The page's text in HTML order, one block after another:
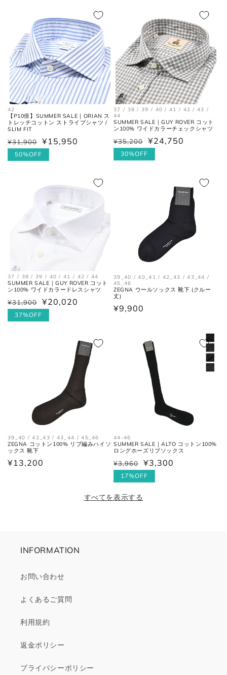
42
【P10倍】SUMMER SALE｜ORIAN ス
トレッチコットン ストライプシャツ /
SLIM FIT
通
常
¥31,900
セ
ー
¥15,950
50%OFF
37 / 38 / 39 / 40 / 41 / 42 / 43 /
44
SUMMER SALE｜GUY ROVER コット
ン100% ワイドカラーチェックシャツ
通
常
¥35,200
セ
ー
¥24,750
30%OFF
37 / 38 / 39 / 40 / 41 / 42 / 44
SUMMER SALE｜GUY ROVER コット
ン100% ワイドカラードレスシャツ
通
常
¥31,900
セ
ー
¥20,020
37%OFF
39_40 / 40_41 / 42_43 / 43_44 /
45_46
ZEGNA ウールソックス 靴下 (クルー
丈)
通
¥9,900
39_40 / 42_43 / 43_44 / 45_46
ZEGNA コットン100% リブ編みハイソ
ックス 靴下
通
¥13,200
44-46
SUMMER SALE｜ALTO コットン100%
ロングホーズリブソックス
通
常
格
¥3,960
セ
ー
価
¥3,300
17%OFF
すべてを表示する
INFORMATION
お問い合わせ
よくあるご質問
利用規約
返金ポリシー
プライバシーポリシー